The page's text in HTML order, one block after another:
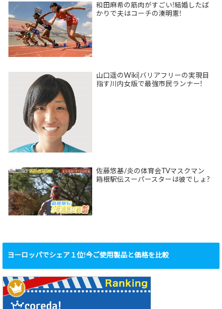
和田麻希の筋肉がすごい!結婚したば
かりで夫はコーチの湊明憲!
山口遥のWiki|バリアフリーの実現目
指す川内女版で最強市民ランナー!
佐藤悠基/炎の体育会TVマスクマン
箱根駅伝スーパースターは彼でしょ?
ヨーロッパでシェア１位!今ご使用製品と価格を比較